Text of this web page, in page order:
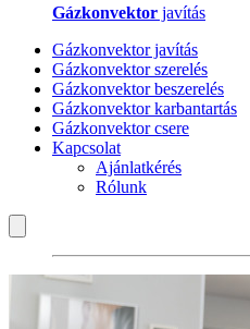
Gázkonvektor javítás
Gázkonvektor javítás
Gázkonvektor szerelés
Gázkonvektor beszerelés
Gázkonvektor karbantartás
Gázkonvektor csere
Kapcsolat
Ajánlatkérés
Rólunk